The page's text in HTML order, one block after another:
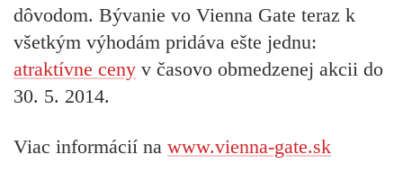
dôvodom. Bývanie vo Vienna Gate teraz k
všetkým výhodám pridáva ešte jednu:
atraktívne ceny v časovo obmedzenej akcii do
30. 5. 2014.
Viac informácií na www.vienna-gate.sk